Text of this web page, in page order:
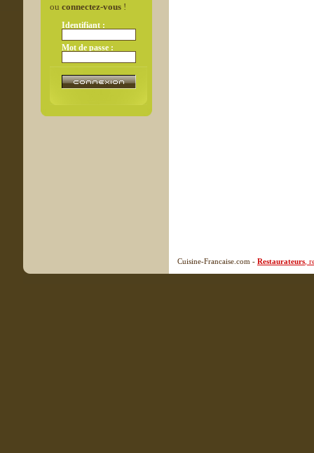
ou connectez-vous!
Identifiant :
Mot de passe :
Cuisine-Francaise.com - Restaurateurs ,